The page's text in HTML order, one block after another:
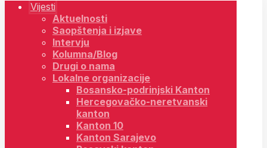
Vijesti
Aktuelnosti
Saopštenja i izjave
Intervju
Kolumna/Blog
Drugi o nama
Lokalne organizacije
Bosansko-podrinjski Kanton
Hercegovačko-neretvanski
kanton
Kanton 10
Kanton Sarajevo